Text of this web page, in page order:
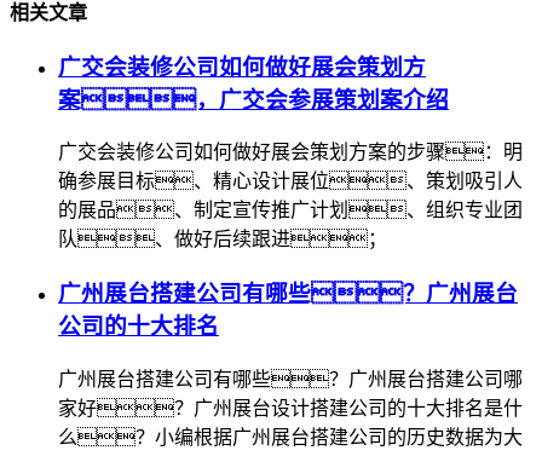
相关文章
广交会装修公司如何做好展会策划方
案，广交会参展策划案介绍
广交会装修公司如何做好展会策划方案的步骤：明
确参展目标、精心设计展位、策划吸引人
的展品、制定宣传推广计划、组织专业团
队、做好后续跟进；
广州展台搭建公司有哪些？广州展台
公司的十大排名
广州展台搭建公司有哪些？广州展台搭建公司哪
家好？广州展台设计搭建公司的十大排名是什
么？小编根据广州展台搭建公司的历史数据为大